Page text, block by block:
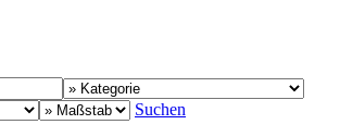
Suchen